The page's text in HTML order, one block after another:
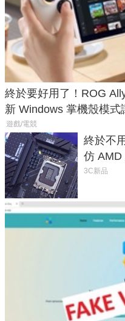
終於要好用了！ROG
新 Windows 掌機殼模
遊戲/電競
終於不
仿 AMD
LGA
3C新品